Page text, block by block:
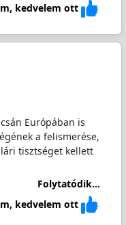
kedvelem ott
Európában is
a felismerése,
tisztséget kellett
Folytatódik...
kedvelem ott